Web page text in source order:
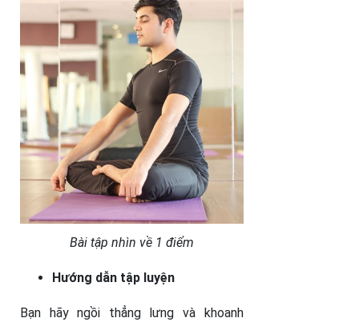
Bài tập nhìn về 1 điểm
Hướng dẫn tập luyện
Bạn hãy ngồi thẳng lưng và khoanh